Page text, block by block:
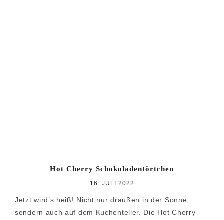
Hot Cherry Schokoladentörtchen
16. JULI 2022
Jetzt wird’s heiß! Nicht nur draußen in der Sonne,
sondern auch auf dem Kuchenteller. Die Hot Cherry